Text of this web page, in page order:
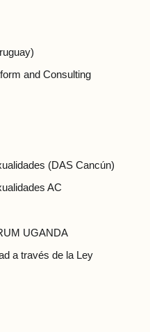
and Consulting
(DAS Cancún)
AC
UGANDA
a través de la Ley